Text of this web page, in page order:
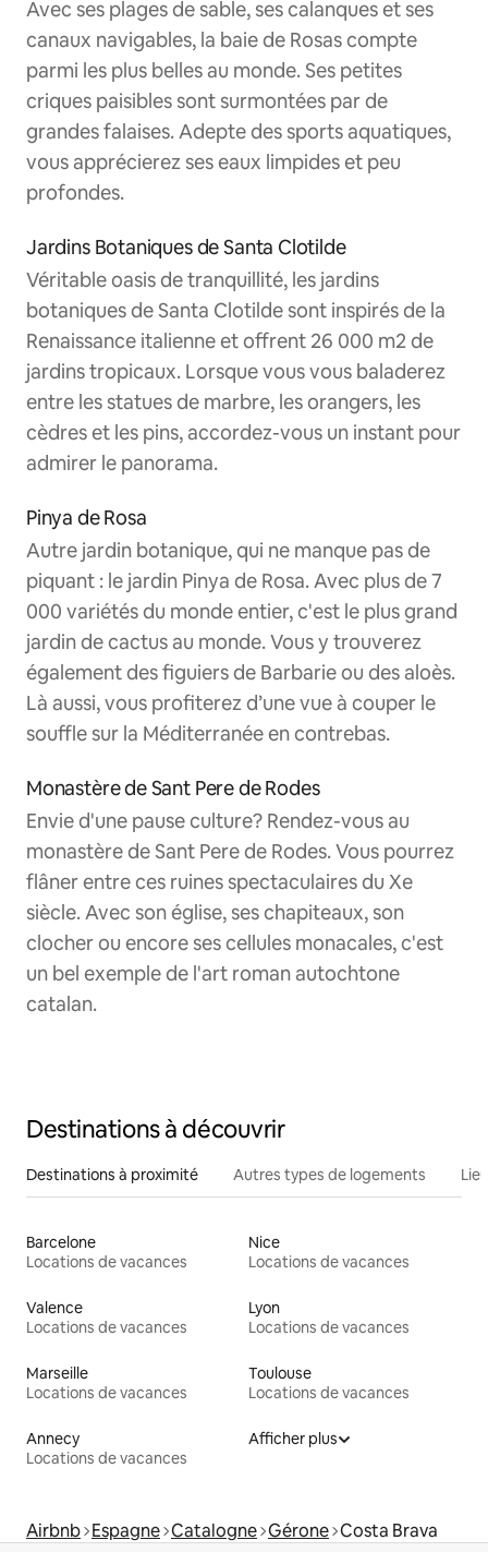
Avec ses plages de sable, ses calanques et ses
canaux navigables, la baie de Rosas compte
parmi les plus belles au monde. Ses petites
criques paisibles sont surmontées par de
grandes falaises. Adepte des sports aquatiques,
vous apprécierez ses eaux limpides et peu
profondes.
Jardins Botaniques de Santa Clotilde
Véritable oasis de tranquillité, les jardins
botaniques de Santa Clotilde sont inspirés de la
Renaissance italienne et offrent 26 000 m2 de
jardins tropicaux. Lorsque vous vous baladerez
entre les statues de marbre, les orangers, les
cèdres et les pins, accordez-vous un instant pour
admirer le panorama.
Pinya de Rosa
Autre jardin botanique, qui ne manque pas de
piquant : le jardin Pinya de Rosa. Avec plus de 7
000 variétés du monde entier, c'est le plus grand
jardin de cactus au monde. Vous y trouverez
également des figuiers de Barbarie ou des aloès.
Là aussi, vous profiterez d’une vue à couper le
souffle sur la Méditerranée en contrebas.
Monastère de Sant Pere de Rodes
Envie d'une pause culture? Rendez-vous au
monastère de Sant Pere de Rodes. Vous pourrez
flâner entre ces ruines spectaculaires du Xe
siècle. Avec son église, ses chapiteaux, son
clocher ou encore ses cellules monacales, c'est
un bel exemple de l'art roman autochtone
catalan.
Destinations à découvrir
Destinations à proximité Autres types de logements
Barcelone
Locations de vacances
Nice
Locations de vacances
Valence
Locations de vacances
Lyon
Locations de vacances
Marseille
Locations de vacances
Toulouse
Locations de vacances
Annecy
Locations de vacances
Afficher plus
Airbnb Espagne Catalogne Gérone Costa Brava